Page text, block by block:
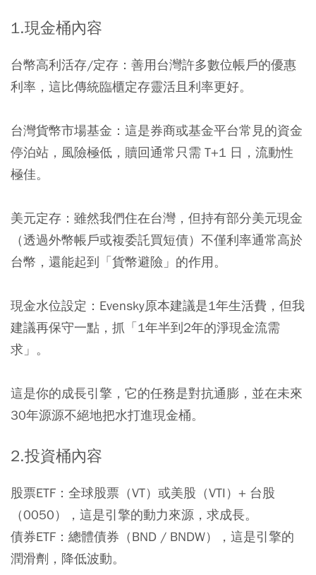
1.現金桶內容
台幣高利活存/定存 ：善用台灣許多數位帳戶的優惠
利率，這比傳統臨櫃定存靈活且利率更好。
台灣貨幣市場基金 ：這是券商或基金平台常見的資金
停泊站，風險極低，贖回通常只需 T+1 日，流動性
極佳。
美元定存 ：雖然我們住在台灣，但持有部分美元現金
（透過外幣帳戶或複委託買短債）不僅利率通常高於
台幣，還能起到「貨幣避險」的作用。
現金水位設定： Evensky原本建議是1年生活費，但我
建議再保守一點，抓「1年半到2年的淨現金流需
求」。
這是你的成長引擎，它的任務是對抗通膨，並在未來
30年源源不絕地把水打進現金桶。
2.投資桶內容
股票ETF ：全球股票（VT）或美股（VTI）+ 台股
（0050），這是引擎的動力來源，求成長。
債券ETF ：總體債券（BND / BNDW），這是引擎的
潤滑劑，降低波動。